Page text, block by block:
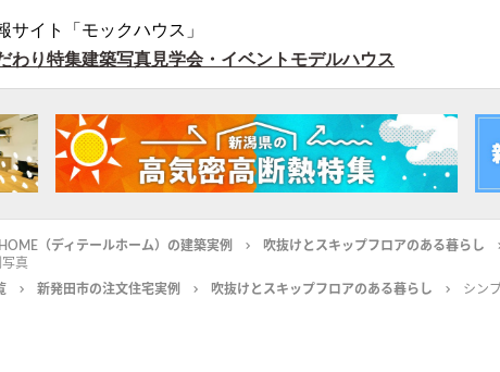
サイト「モックハウス」
わり特集建築写真見学会・イベント モデルハウス
HOME（ディテールホーム）の建築実例
吹抜けとスキップフロアのある暮らし
写真
新発田市の注文住宅実例 吹抜けとスキップフロアのある暮らし シン